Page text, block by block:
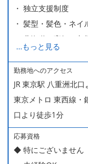
・ 独立支援制度
・ 髪型・髪色・ネイ
・ 北海道や高知、
ます
・ 無料の美味しい ま
...もっと見る
勤務地へのアクセス
JR 東京駅 八重洲北
東京メトロ 東西線・
口より徒歩1分
応募資格
◆ 特にございません